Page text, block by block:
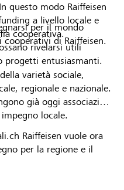
questo modo Raiffeisen
a livello locale e
cooperativa.
rivelarsi utili
progetti entusiasmanti.
per il mondo
di Raiffeisen.
varietà sociale,
regionale e nazionale.
già oggi associazioni
locale.
Raiffeisen vuole ora
per la regione e il